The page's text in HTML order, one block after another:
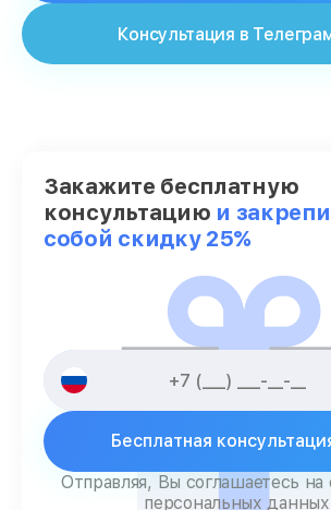
Консультация в
Закажите бесплатную
консультацию и
собой скидку 25%
Бесплатная
Отправляя, Вы соглашаетесь на
персональных данных